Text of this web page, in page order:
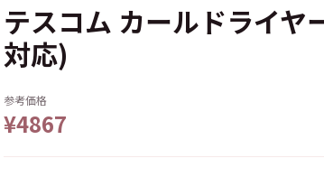
テスコム カールドライヤ
対応)
参考価格
¥4867